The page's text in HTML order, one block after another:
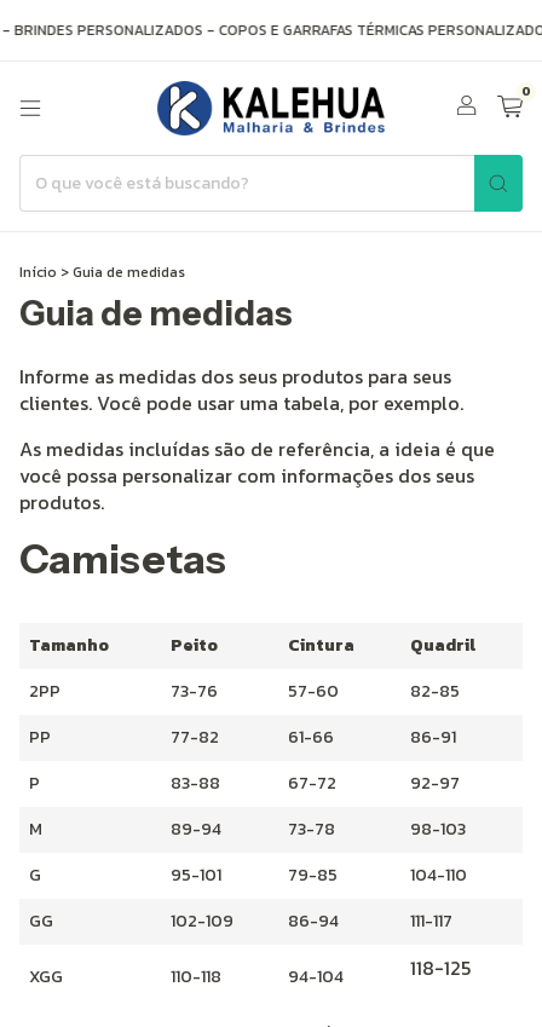
PERSONALIZADOS - COPOS E GARRAFAS TÉRMICAS
0
Início >Guia de medidas
Guia de medidas
Informe as medidas dos seus produtos para seus
clientes. Você pode usar uma tabela, por exemplo.
As medidas incluídas são de referência, a ideia é que
você possa personalizar com informações dos seus
produtos.
Camisetas
Tamanho Peito Cintura
Quadril
2PP
73-76 57-60
82-85
PP
77-82 61-66
86-91
P
83-88 67-72
92-97
M
89-94 73-78
98-103
G
95-101 79-85
104-110
GG
102-109 86-94 111-117
XGG 110-118 94-104 118-125